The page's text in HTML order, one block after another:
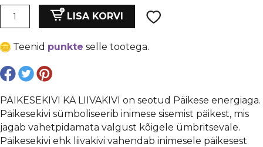
oli:
€ 0,21.
is:
€ 0,16.
Liivakivi
8
mm,
auk
mm,
tahutud
kogus
LISA KORVI
Teenid punkte selle tootega.
PÄIKESEKIVI KA LIIVAKIVI on seotud Päikese energiaga.
Päikesekivi sümboliseerib inimese sisemist päikest, mis
jagab vahetpidamata valgust kõigele ümbritsevale.
Päikesekivi ehk liivakivi vahendab inimesele päikesest